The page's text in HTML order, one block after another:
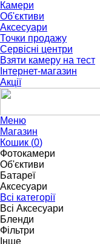
Камери
Об'єктиви
Аксесуари
Точки продажу
Сервісні центри
Взяти камеру на тест
Інтернет-магазин
Акції
Меню
Магазин
Кошик (0)
Фотокамери
Об'єктиви
Батареї
Аксесуари
Всі категорії
Всі Аксесуари
Бленди
Фільтри
Інше